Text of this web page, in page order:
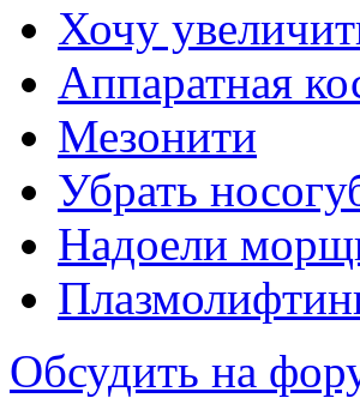
Хочу
Аппаратная
Мезонити
Убрать
Надоели
Обсудить на